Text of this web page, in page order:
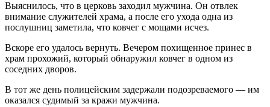
Выяснилось, что в церковь заходил мужчина. Он отвлек
внимание служителей храма, а после его ухода одна из
послушниц заметила, что ковчег с мощами исчез.
Вскоре его удалось вернуть. Вечером похищенное принес в
храм прохожий, который обнаружил ковчег в одном из
соседних дворов.
В тот же день полицейским задержали подозреваемого — им
оказался судимый за кражи мужчина.